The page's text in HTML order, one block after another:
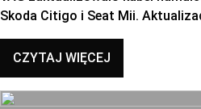
Skoda Citigo i Seat Mii.
CZYTAJ WIĘCEJ